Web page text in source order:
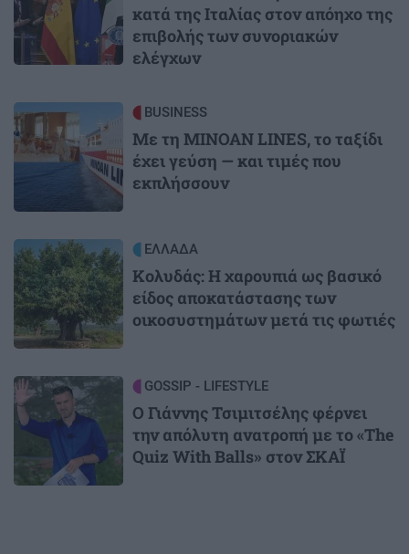
κατά της Ιταλίας στον απόηχο της
επιβολής των συνοριακών
ελέγχων
Image BUSINESS
Με τη MINOAN LINES, το ταξίδι
έχει γεύση — και τιμές που
εκπλήσσουν
Image ΕΛΛΑΔΑ
Κολυδάς: Η χαρουπιά ως βασικό
είδος αποκατάστασης των
οικοσυστημάτων μετά τις φωτιές
Image GOSSIP - LIFESTYLE
Ο Γιάννης Τσιμιτσέλης φέρνει
την απόλυτη ανατροπή με το «The
Quiz With Balls» στον ΣΚΑΪ